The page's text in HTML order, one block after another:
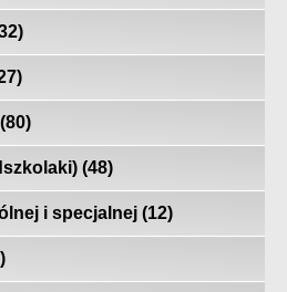
(80)
(48)
i specjalnej (12)